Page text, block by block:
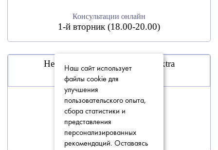
Консультации онлайн
1-й вторник (18.00-20.00)
Немецкий для начинающих Extra
Консультации по телефону
1-й вторник (18.00-20.00)
Консультации онлайн
1-й вторник (18.00-20.00)
Наш сайт использует
файлы cookie для
улучшения
пользовательского опыта,
сбора статистики и
представления
персонализированных
рекомендаций. Оставаясь